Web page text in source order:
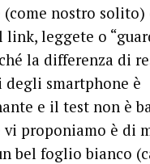
(come nostro
link, leggete o
la differenza di
smartphone è
e il test non è
vi proponiamo è di
bel foglio bianco